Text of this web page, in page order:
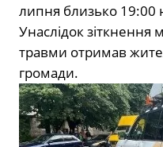
липня близько 19:00
Унаслідок
травми отримав
громади.